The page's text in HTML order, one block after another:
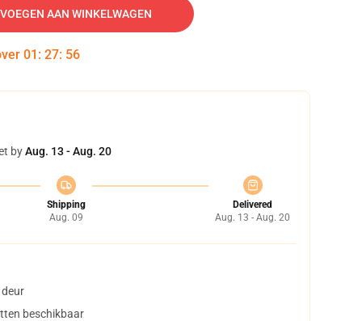
AAN WINKELWAGEN
01 : 27: 55
byAug. 13 - Aug. 20
Shipping
Aug. 09
Delivered
Aug. 13 - Aug. 20
beschikbaar